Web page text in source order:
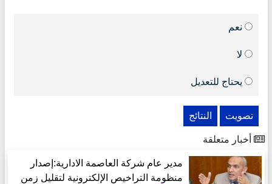
نعم
لا
يحتاج للتعديل
تصويت النتائج
أخبار متعلقة
مدير عام شركة العاصمة الادارية:إصدار
منظومة التراخيص الإلكترونية لتقليل زمن